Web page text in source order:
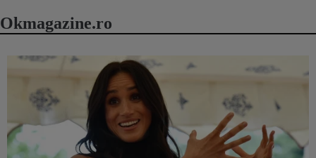
Okmagazine.ro